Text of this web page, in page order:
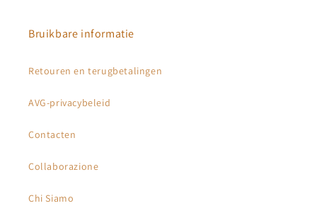
Bruikbare informatie
Retouren en terugbetalingen
AVG-privacybeleid
Contacten
Collaborazione
Chi Siamo